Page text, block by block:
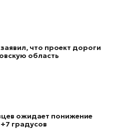
что проект дороги
область
ожидает понижение
градусов